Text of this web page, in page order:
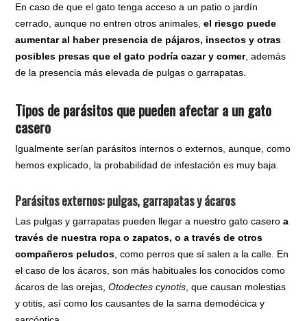
En caso de que el gato tenga acceso a un patio o jardín
cerrado, aunque no entren otros animales,el riesgo puede
aumentar al haber presencia de pájaros, insectos y otras
posibles presas que el gato podría cazar y comer, además
de la presencia más elevada de pulgas o garrapatas.
Tipos de parásitos que pueden afectar a un gato
casero
Igualmente serían parásitos internos o externos, aunque, como
hemos explicado, la probabilidad de infestación es muy baja.
Parásitos externos: pulgas, garrapatas y ácaros
Las pulgas y garrapatas pueden llegar a nuestro gato caseroa
través de nuestra ropa o zapatos, o a través de otros
compañeros peludos , como perros que sí salen a la calle. En
el caso de los ácaros, son más habituales los conocidos como
ácaros de las orejas,Otodectes cynotis , que causan molestias
y otitis, así como los causantes de la sarna demodécica y